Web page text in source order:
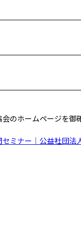
のホームページを御
ミナー｜公益社団法